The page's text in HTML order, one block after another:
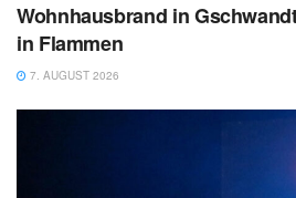
Wohnhausbrand in
in Flammen
7. AUGUST 2026